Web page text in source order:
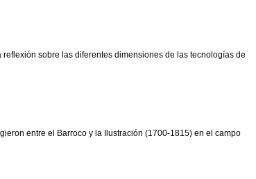
sobre las diferentes dimensiones de las tecnologías de
entre el Barroco y la Ilustración (1700-1815) en el campo